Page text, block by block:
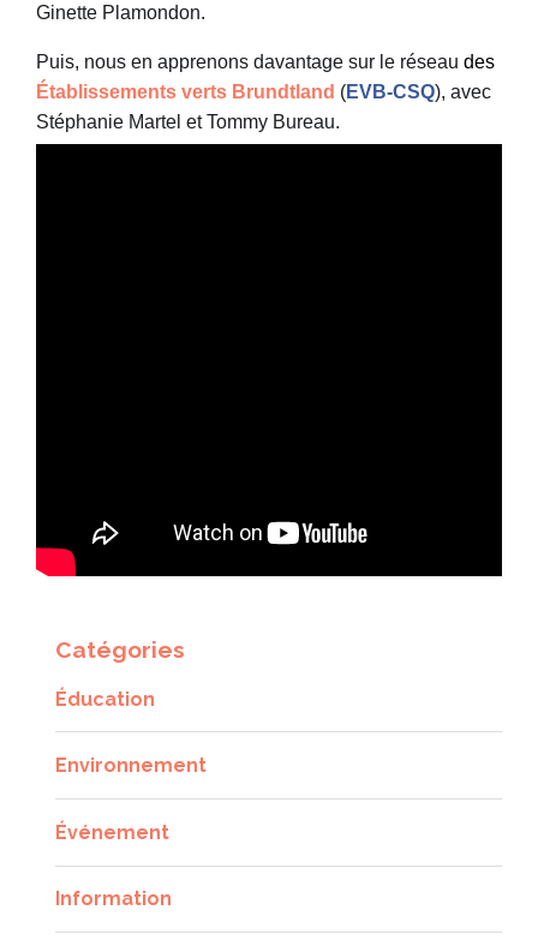
Ginette Plamondon.
Puis, nous en apprenons davantage sur le réseau des
Établissements verts Brundtland (EVB-CSQ), avec
Stéphanie Martel et Tommy Bureau.
Catégories
Éducation
Environnement
Événement
Information